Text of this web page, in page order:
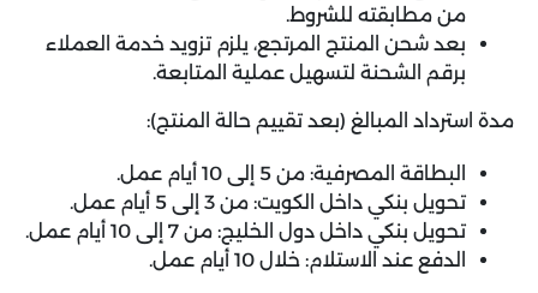
من مطابقته للشروط.
بعد شحن المنتج المرتجع، يلزم تزويد خدمة العملاء
برقم الشحنة لتسهيل عملية المتابعة.
مدة استرداد المبالغ (بعد تقييم حالة المنتج):
البطاقة المصرفية: من 5 إلى 10 أيام عمل.
تحويل بنكي داخل الكويت: من 3 إلى 5 أيام عمل.
تحويل بنكي داخل دول الخليج: من 7 إلى 10 أيام عمل.
الدفع عند الاستلام: خلال 10 أيام عمل.